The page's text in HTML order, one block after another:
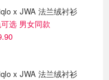
x JWA 法兰绒衬衫
选 男女同款
x JWA 法兰绒衬衫